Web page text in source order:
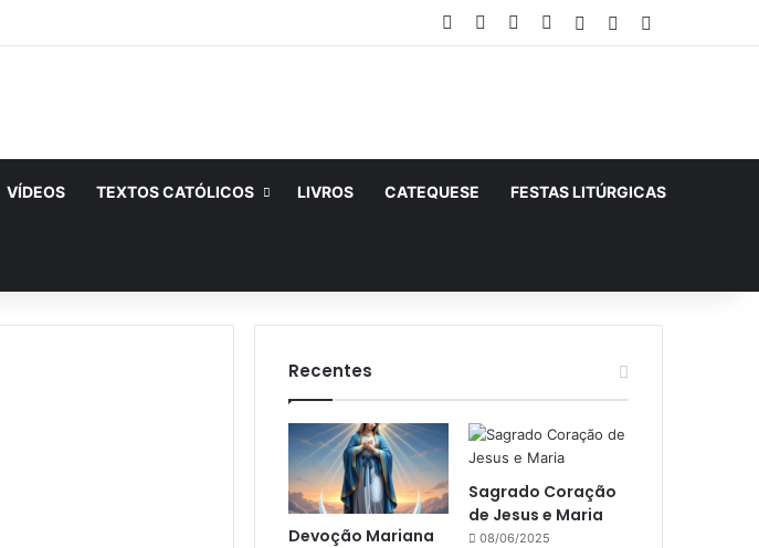
Facebook YouTubeInstagram
Entrar Artigo aleatório
VÍDEOS TEXTOS CATÓLICOS LIVROS CATEQUESE FESTAS LITÚRGICAS
Recentes
Devoção Mariana
Sagrado Coração
de Jesus e Maria
08/06/2025